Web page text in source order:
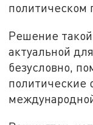
политическом
Решение
актуальной
безусловно,
политические